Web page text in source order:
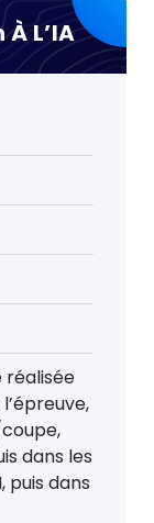
L’IA
dans les
puis dans